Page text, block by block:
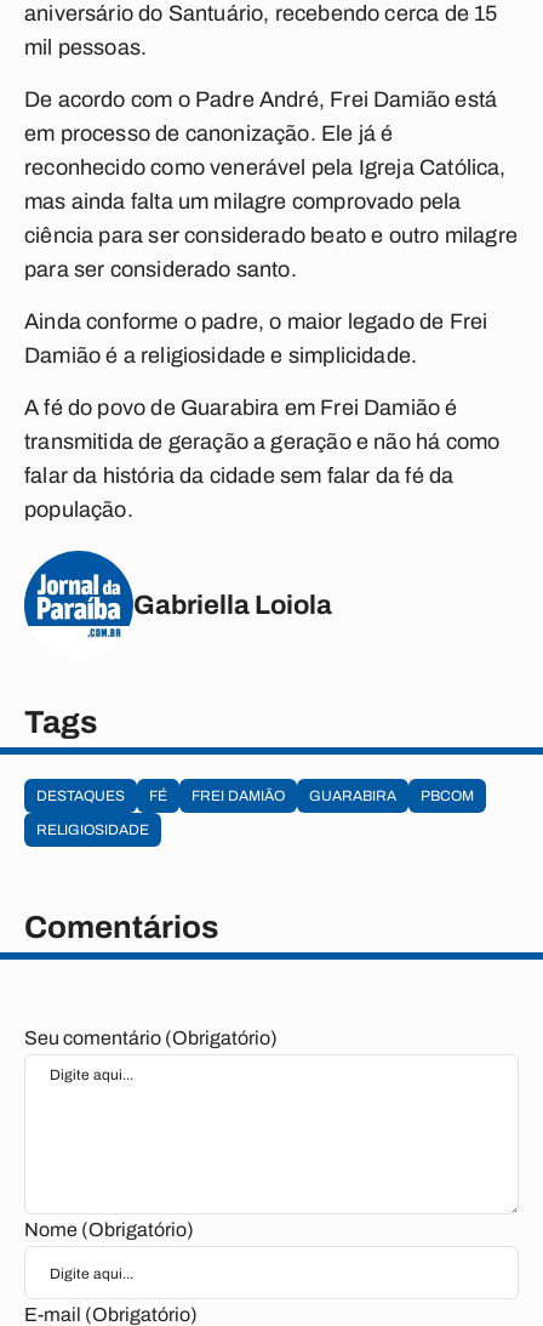
aniversário do Santuário, recebendo cerca de 15
mil pessoas.
De acordo com o Padre André, Frei Damião está
em processo de canonização. Ele já é
reconhecido como venerável pela Igreja Católica,
mas ainda falta um milagre comprovado pela
ciência para ser considerado beato e outro milagre
para ser considerado santo.
Ainda conforme o padre, o maior legado de Frei
Damião é a religiosidade e simplicidade.
A fé do povo de Guarabira em Frei Damião é
transmitida de geração a geração e não há como
falar da história da cidade sem falar da fé da
população.
Gabriella Loiola
Tags
DESTAQUES FÉ FREI DAMIÃO GUARABIRA
PBCOM
RELIGIOSIDADE
Comentários
Seu comentário (Obrigatório)
Nome (Obrigatório)
E-mail (Obrigatório)